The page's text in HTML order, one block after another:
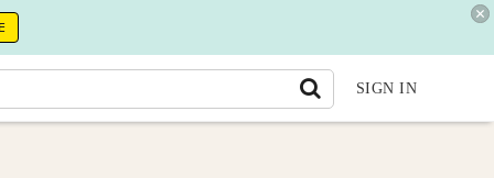
SIGN IN